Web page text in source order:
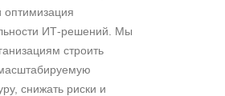
оптимизация
ИТ-решений. Мы
строить
снижать риски и